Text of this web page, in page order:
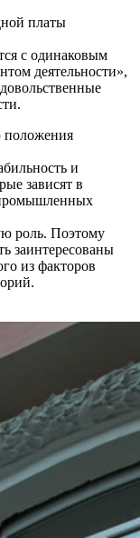
платы
с одинаковым
деятельности»,
положения
и
зависят в
роль. Поэтому
заинтересованы
из факторов